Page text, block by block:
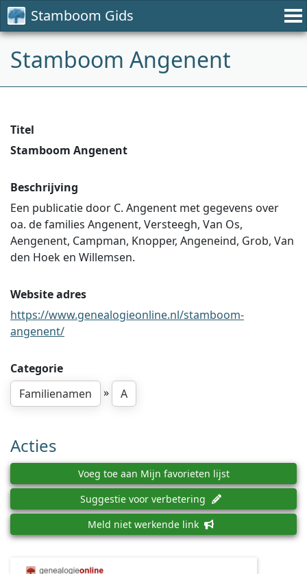
Stamboom Gids
Stamboom Angenent
Titel
Stamboom Angenent
Beschrijving
Een publicatie door C. Angenent met gegevens over
oa. de families Angenent, Versteegh, Van Os,
Aengenent, Campman, Knopper, Angeneind, Grob, Van
den Hoek en Willemsen.
Website adres
https://www.genealogieonline.nl/stamboom-
angenent/
Categorie
Familienamen
» A
Acties
Voeg toe aan Mijn favorieten lijst
Suggestie voor verbetering
Meld niet werkende link